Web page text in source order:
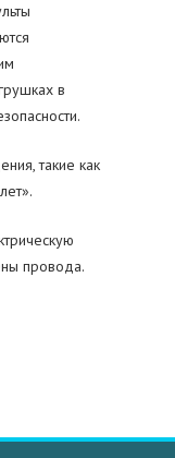
в
такие как
провода.